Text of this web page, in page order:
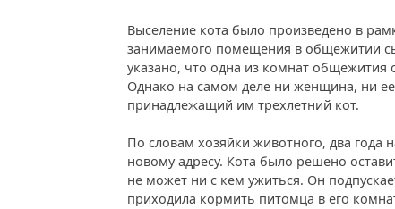
Выселение кота было произведено в
занимаемого помещения в общежитии
указано, что одна из комнат
Однако на самом деле ни женщина, ни
принадлежащий им трехлетний кот.
По словам хозяйки животного, два года
новому адресу. Кота было решено
не может ни с кем ужиться. Он
приходила кормить питомца в его